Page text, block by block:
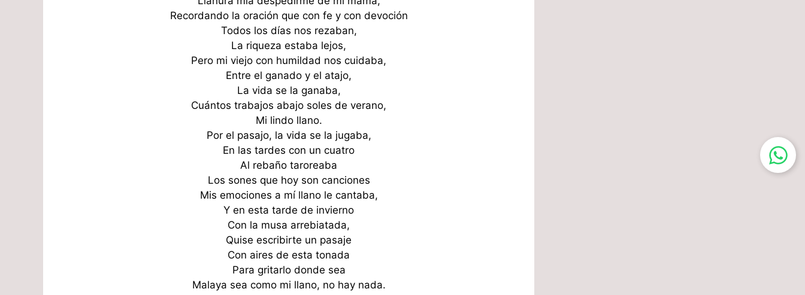
Recordando la oración que con fe y con devoción
Todos los días nos rezaban,
La riqueza estaba lejos,
Pero mi viejo con humildad nos cuidaba,
Entre el ganado y el atajo,
La vida se la ganaba,
Cuántos trabajos abajo soles de verano,
Mi lindo llano.
Por el pasajo, la vida se la jugaba,
En las tardes con un cuatro
Al rebaño taroreaba
Los sones que hoy son canciones
Mis emociones a mí llano le cantaba,
Y en esta tarde de invierno
Con la musa arrebiatada,
Quise escribirte un pasaje
Con aires de esta tonada
Para gritarlo donde sea
Malaya sea como mi llano, no hay nada.